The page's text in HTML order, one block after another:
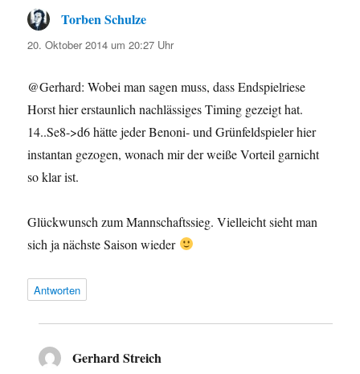
Torben Schulze
20. Oktober 2014 um 20:27 Uhr
@Gerhard: Wobei man sagen muss, dass Endspielriese
Horst hier erstaunlich nachlässiges Timing gezeigt hat.
14..Se8->d6 hätte jeder Benoni- und Grünfeldspieler hier
instantan gezogen, wonach mir der weiße Vorteil garnicht
so klar ist.
Glückwunsch zum Mannschaftssieg. Vielleicht sieht man
sich ja nächste Saison wieder
Antworten
Gerhard Streich